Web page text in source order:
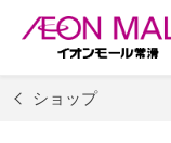
ショップ